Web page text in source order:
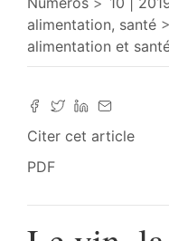
alimentation, santé
alimentation et
Citer cet article
PDF